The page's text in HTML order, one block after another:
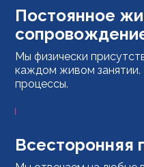
Постоянное
Мы физически
каждом живом
процессы.
Всесторонняя